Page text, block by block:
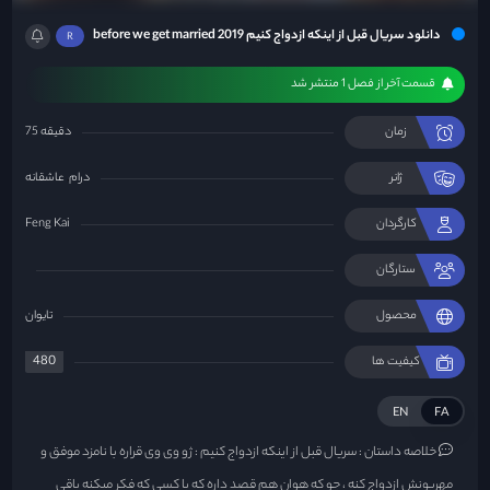
دانلود سریال قبل از اینکه ازدواج کنیم before we get married 2019 R
قسمت آخر از فصل 1 منتشر شد
زمان 75 دقیقه
ژانر درام عاشقانه
کارگردان Feng Kai
ستارگان
محصول تایوان
کیفیت ها 480
FA
EN
خلاصه داستان :سریال قبل از اینکه ازدواج کنیم : ژو وی وی قراره با نامزد موفق و
مهربونش ازدواج کنه ، چو که هوان هم قصد داره که با کسی که فکر میکنه باقی